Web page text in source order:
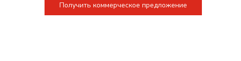
Получить коммерческое предложение